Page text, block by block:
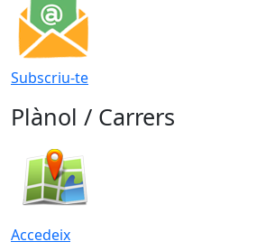
Subscriu-te
Plànol / Carrers
Accedeix